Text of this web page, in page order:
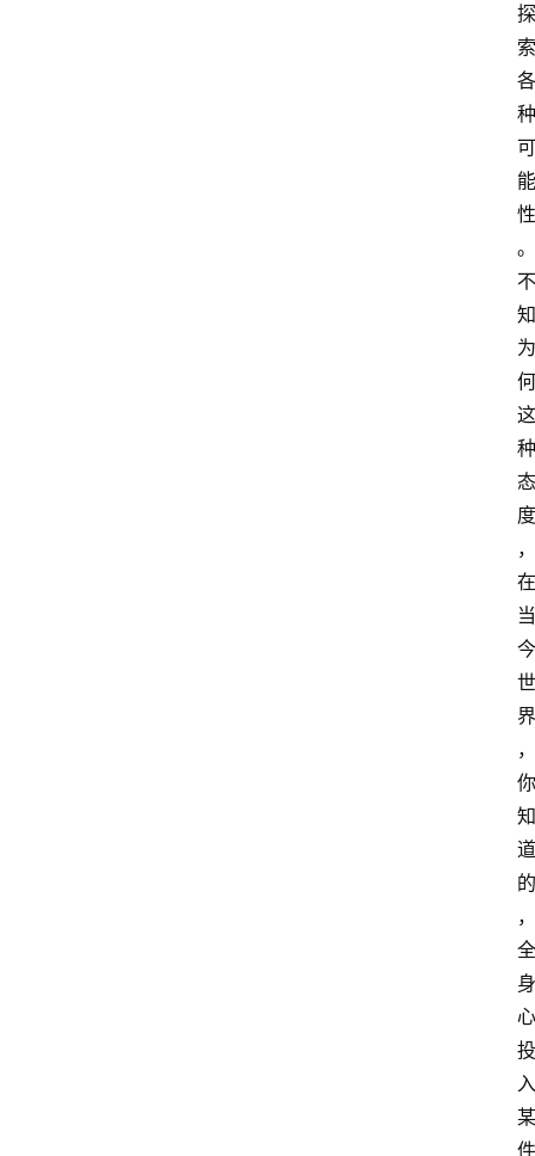
探
索
各
种
可
能
性
。
不
知
为
何
这
种
态
度
，
在
当
今
世
界
，
你
知
道
的
，
全
身
心
投
入
某
件